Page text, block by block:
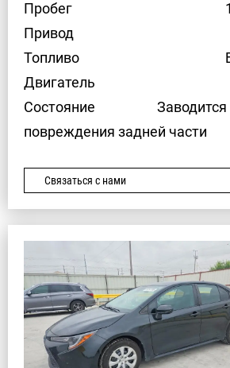
Пробег
Привод
Топливо
Двигатель
Состояние
повреждения задней части
Связаться с нами